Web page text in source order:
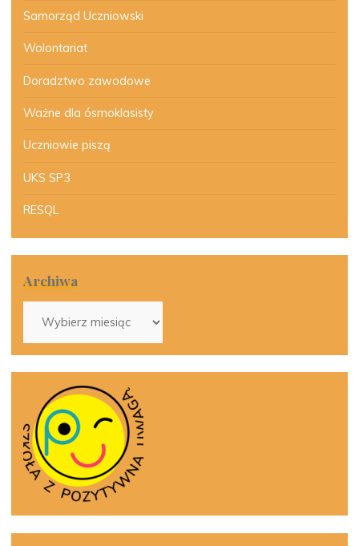
Samorząd Uczniowski
Wolontariat
Doradztwo zawodowe
Ważne dla ósmoklasisty
Uczniowie piszą
UKS SP3
RESQL
Archiwa